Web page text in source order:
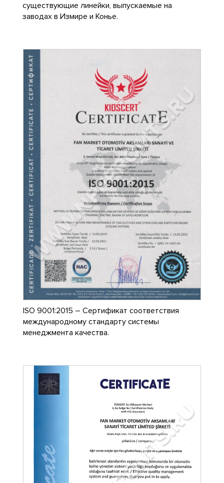
существующие линейки, выпускаемые на
заводах в Измире и Конье.
ISO 9001:2015 – Сертификат соответствия
международному стандарту системы
менеджмента качества.